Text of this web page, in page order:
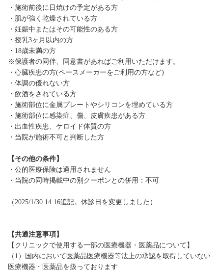
・施術前後に日焼けの予定がある方
・肌が強く乾燥されている方
・妊娠中またはその可能性のある方
・授乳3ヶ月以内の方
・18歳未満の方
※保護者の同伴、同意書があればご利用いただけます。
・心臓疾患の方(ペースメーカーをご利用の方など)
・体調の優れない方
・飲酒をされている方
・施術部位に金属プレートやシリコンを埋めている方
・施術部位に感染症、傷、皮膚疾患がある方
・出血性疾患、ケロイド体質の方
・当院が施術不可と判断した方
【その他の条件】
・公的医療保険は適用されません
・当院の同時掲載中の別クーポンとの併用：不可
（2025/1/30 14:16追記。休診日を変更しました）
【共通注意事項】
【クリニックで使用する一部の医療機器・医薬品について】
（1）国内において医薬品医療機器等法上の承認を取得していない
医療機器・医薬品を扱っております